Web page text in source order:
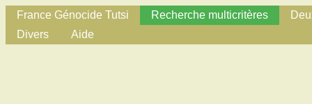
France Génocide Tutsi Recherche multicritères
Divers
Aide